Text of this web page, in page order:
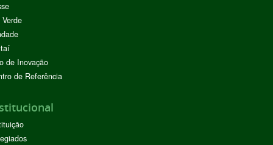
de Inovação
de Referência